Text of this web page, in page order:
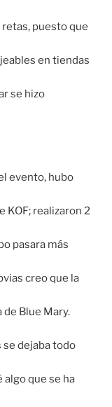
puesto que
en tiendas
se hizo
evento, hubo
KOF; realizaron 2
pasara más
creo que la
Blue Mary.
dejaba todo
que se ha